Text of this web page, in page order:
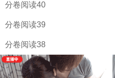
分卷阅读40
分卷阅读39
分卷阅读38